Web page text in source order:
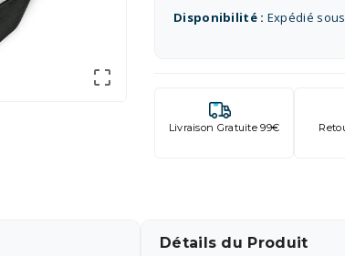

Disponibilité : Expédié
Livraison Gratuite 99€
Détails du Produit